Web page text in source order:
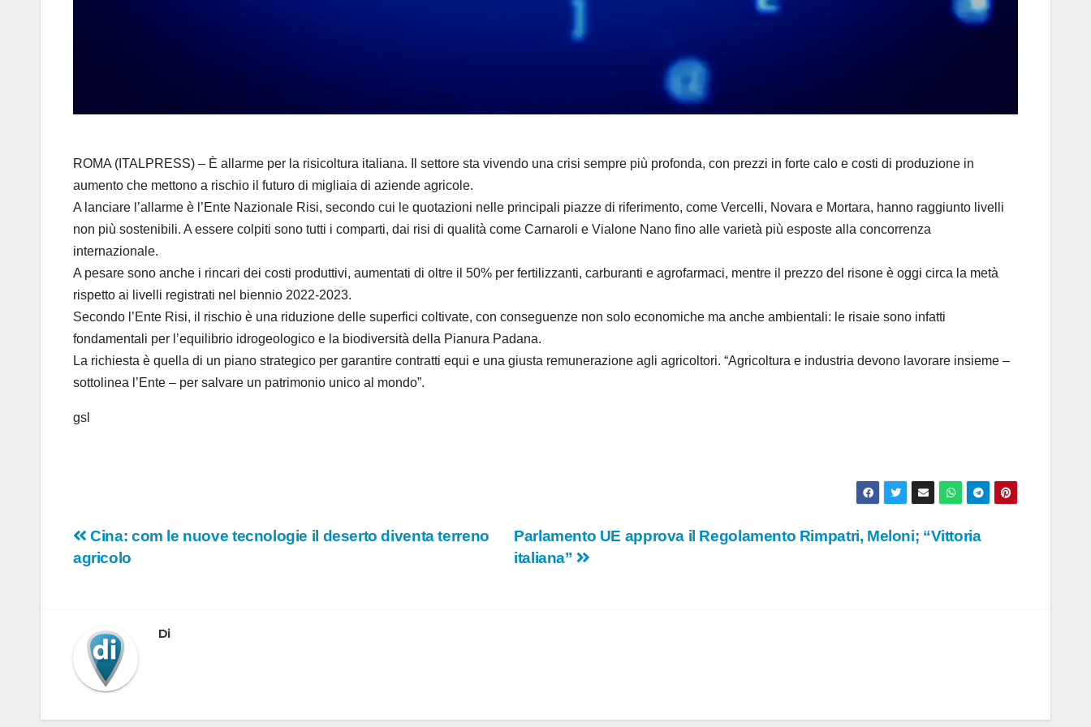
e
o
ROMA (ITALPRESS) – È allarme per la risicoltura italiana. Il settore sta vivendo una crisi sempre più profonda, con prezzi in forte calo e costi di produzione in
aumento che mettono a rischio il futuro di migliaia di aziende agricole.
A lanciare l’allarme è l’Ente Nazionale Risi, secondo cui le quotazioni nelle principali piazze di riferimento, come Vercelli, Novara e Mortara, hanno raggiunto livelli
non più sostenibili. A essere colpiti sono tutti i comparti, dai risi di qualità come Carnaroli e Vialone Nano fino alle varietà più esposte alla concorrenza
internazionale.
A pesare sono anche i rincari dei costi produttivi, aumentati di oltre il 50% per fertilizzanti, carburanti e agrofarmaci, mentre il prezzo del risone è oggi circa la metà
rispetto ai livelli registrati nel biennio 2022-2023.
Secondo l’Ente Risi, il rischio è una riduzione delle superfici coltivate, con conseguenze non solo economiche ma anche ambientali: le risaie sono infatti
fondamentali per l’equilibrio idrogeologico e la biodiversità della Pianura Padana.
La richiesta è quella di un piano strategico per garantire contratti equi e una giusta remunerazione agli agricoltori. “Agricoltura e industria devono lavorare insieme –
sottolinea l’Ente – per salvare un patrimonio unico al mondo”.
gsl
Navigazione
articoli
Parlamento UE approva il Regolamento Rimpatri, Meloni; “Vittoria
italiana”
Cina: com le nuove tecnologie il deserto diventa terreno
agricolo
Di